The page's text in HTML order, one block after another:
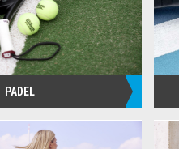
PADEL